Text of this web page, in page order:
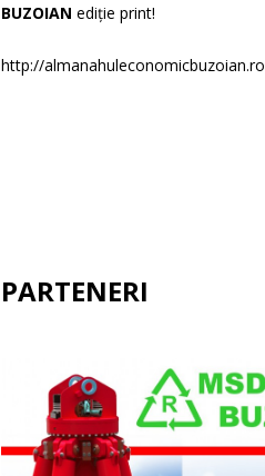
BUZOIAN ediție print!
http://almanahuleconomicbuzoian.ro
PARTENERI